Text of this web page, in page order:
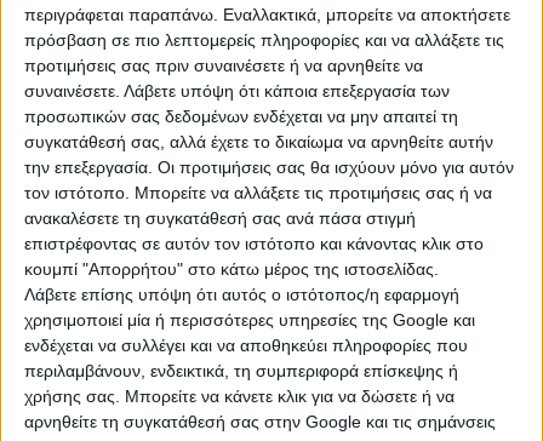
περιγράφεται παραπάνω. Εναλλακτικά, μπορείτε να αποκτήσετε
πρόσβαση σε πιο λεπτομερείς πληροφορίες και να αλλάξετε τις
προτιμήσεις σας πριν συναινέσετε ή να αρνηθείτε να
συναινέσετε. Λάβετε υπόψη ότι κάποια επεξεργασία των
προσωπικών σας δεδομένων ενδέχεται να μην απαιτεί τη
συγκατάθεσή σας, αλλά έχετε το δικαίωμα να αρνηθείτε αυτήν
την επεξεργασία. Οι προτιμήσεις σας θα ισχύουν μόνο για αυτόν
τον ιστότοπο. Μπορείτε να αλλάξετε τις προτιμήσεις σας ή να
ανακαλέσετε τη συγκατάθεσή σας ανά πάσα στιγμή
επιστρέφοντας σε αυτόν τον ιστότοπο και κάνοντας κλικ στο
κουμπί "Απορρήτου" στο κάτω μέρος της ιστοσελίδας.
Λάβετε επίσης υπόψη ότι αυτός ο ιστότοπος/η εφαρμογή
χρησιμοποιεί μία ή περισσότερες υπηρεσίες της Google και
ενδέχεται να συλλέγει και να αποθηκεύει πληροφορίες που
περιλαμβάνουν, ενδεικτικά, τη συμπεριφορά επίσκεψης ή
χρήσης σας. Μπορείτε να κάνετε κλικ για να δώσετε ή να
αρνηθείτε τη συγκατάθεσή σας στην Google και τις σημάνσεις
στενοχώρια, μοιάζει με κατάρρευση. Η μοναξιά δεν
μοιάζει προσωρινή, μοιάζει αιώνια. Ένας κακός
βαθμός, ένας χωρισμός, μια σύγκρουση στο σπίτι, η
αίσθηση ότι«δεν είμαι αρκετή»,μπορούν να
αποκτήσουν δυσανάλογο ψυχικό βάρος.
Ο εγκέφαλος του εφήβου δεν έχει ακόμη ολοκληρώσει
πλήρως τους μηχανισμούς που ρυθμίζουν την
παρορμητικότητα, την πρόβλεψη συνεπειών και τη
συναισθηματική αποφόρτιση. Αυτό σημαίνει ότι
πολλές φορές ο έφηβος δεν θέλει απαραίτητα να
πεθάνει,θέλει να σταματήσει να πονάει.
Και εδώ βρίσκεται ένα από τα πιο κρίσιμα σημεία.
Όταν δύο έφηβοι συνδέονται πολύ έντονα μεταξύ